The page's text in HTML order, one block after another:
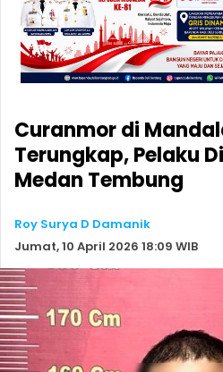
Curanmor di
Terungkap, Pelaku
Medan Tembung
Roy Surya D Damanik
Jumat, 10 April 2026 18:09 WIB